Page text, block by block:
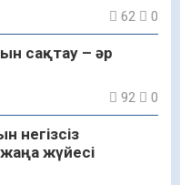
62 0
сақтау – әр
92 0
негізсіз
жүйесі